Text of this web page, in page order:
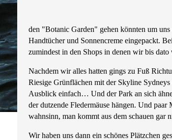
den "Botanic Garden" gehen könnten um
Handtücher und Sonnencreme eingepackt.
zumindest in den Shops in denen wir bis
Nachdem wir alles hatten gings zu Fuß
Riesige Grünflächen mit der Skyline
Ausblick einfach… Und der Park an sich
der dutzende Fledermäuse hängen. Und
wahnsinn, man kommt aus dem schauen gar
Wir haben uns dann ein schönes Plätzchen